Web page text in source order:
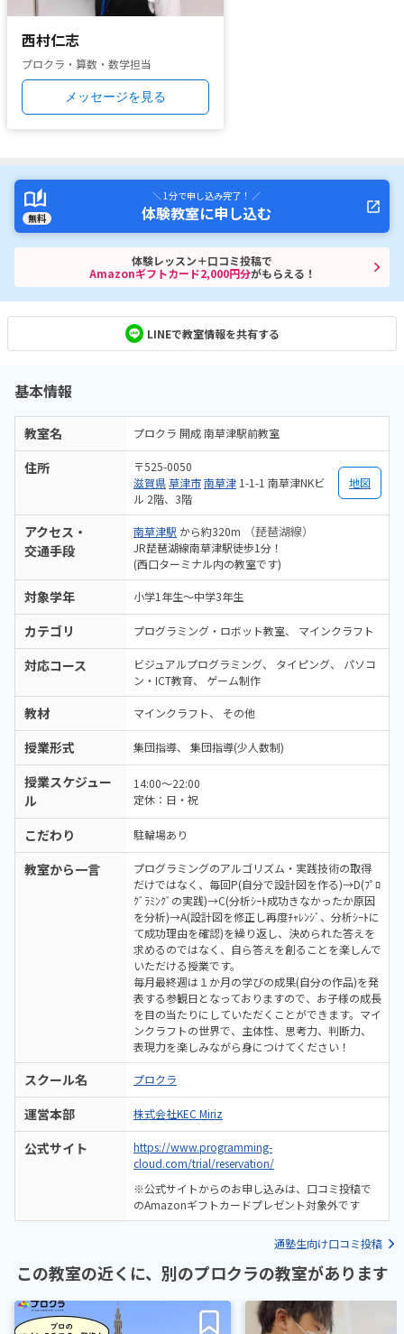
西村仁志
プロクラ・算数・数学担当
メッセージを見る
無料
＼ 1分で申し込み完了！ ／
体験教室に申し込む
体験レッスン＋口コミ投稿で
Amazonギフトカード2,000円分がもらえる！
LINEで教室情報を共有する
基本情報
教室名 プロクラ 開成 南草津駅前教室
住所
〒525-0050
滋賀県草津市南草津 1-1-1 南草津NKビ
ル 2階、3階
地図
アクセス・
交通手段
南草津駅 から約320m （琵琶湖線）
JR琵琶湖線南草津駅徒歩1分！
(西口ターミナル内の教室です)
対象学年 小学1年生～中学3年生
カテゴリ プログラミング・ロボット教室 マインクラフト
対応コース ビジュアルプログラミング タイピング
パソコ
ン・ICT教育
ゲーム制作
教材 マインクラフト その他
授業形式 集団指導 集団指導(少人数制)
授業スケジュー
ル
14:00～22:00
定休：日・祝
こだわり 駐輪場あり
教室から一言
プログラミングのアルゴリズム・実践技術の取得
だけではなく、毎回P(自分で設計図を作る)→D(ﾌﾟﾛ
ｸﾞﾗﾐﾝｸﾞの実践)→C(分析ｼｰﾄ成功きなかったか原因
を分析)→A(設計図を修正し再度ﾁｬﾚﾝｼﾞ、分析ｼｰﾄに
て成功理由を確認)を繰り返し、決められた答えを
求めるのではなく、自ら答えを創ることを楽しんで
いただける授業です。
毎月最終週は１か月の学びの成果(自分の作品)を発
表する参観日となっておりますので、お子様の成長
を目の当たりにしていただくことができます。マイ
ンクラフトの世界で、主体性、思考力、判断力、
表現力を楽しみながら身につけてください！
スクール名 プロクラ
運営本部 株式会社KEC Miriz
公式サイト
https://www.programming-
cloud.com/trial/reservation/
※公式サイトからのお申し込みは、口コミ投稿で
のAmazonギフトカードプレゼント対象外です
通塾生向け口コミ投稿
この教室の近くに、別のプロクラの教室があります